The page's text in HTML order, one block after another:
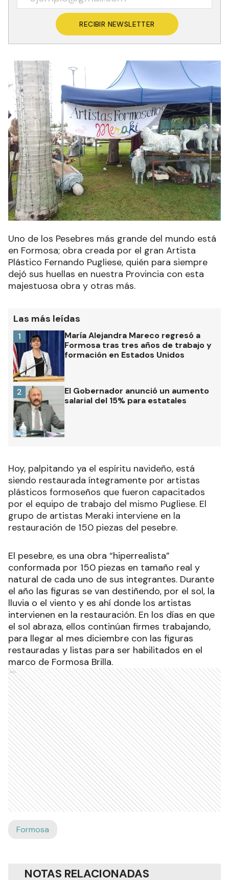
RECIBIR NEWSLETTER
Uno de los Pesebres más grande del mundo está
en Formosa; obra creada por el gran Artista
Plástico Fernando Pugliese, quién para siempre
dejó sus huellas en nuestra Provincia con esta
majestuosa obra y otras más.
Las más leídas
María Alejandra Mareco regresó a
Formosa tras tres años de trabajo y
formación en Estados Unidos
1
El Gobernador anunció un aumento
salarial del 15% para estatales
2
Hoy, palpitando ya el espíritu navideño, está
siendo restaurada íntegramente por artistas
plásticos formoseños que fueron capacitados
por el equipo de trabajo del mismo Pugliese. El
grupo de artistas Meraki interviene en la
restauración de 150 piezas del pesebre.
El pesebre, es una obra “hiperrealista”
conformada por 150 piezas en tamaño real y
natural de cada uno de sus integrantes. Durante
el año las figuras se van destiñendo, por el sol, la
lluvia o el viento y es ahí donde los artistas
intervienen en la restauración. En los días en que
el sol abraza, ellos continúan firmes trabajando,
para llegar al mes diciembre con las figuras
restauradas y listas para ser habilitados en el
marco de Formosa Brilla.
Ads
Formosa
NOTAS RELACIONADAS